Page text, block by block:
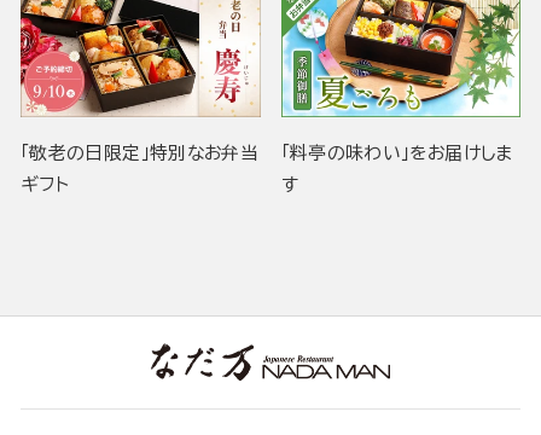
「敬老の日限定」特別なお弁当
ギフト
「料亭の味わい」をお届けしま
す